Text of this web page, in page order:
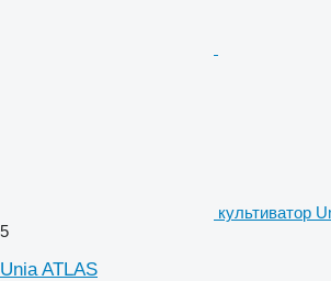
культиватор
5
Unia ATLAS